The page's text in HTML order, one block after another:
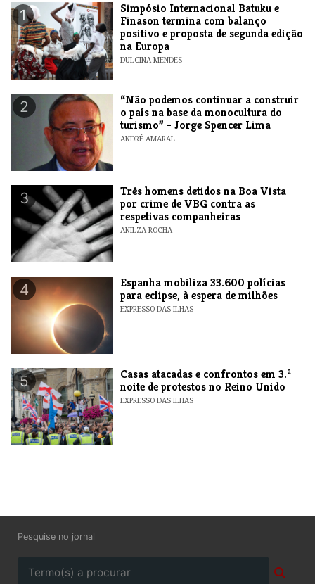
1
Simpósio Internacional Batuku e
Finason termina com balanço
positivo e proposta de segunda edição
na Europa
DULCINA MENDES
2
“Não podemos continuar a construir
o país na base da monocultura do
turismo” - Jorge Spencer Lima
ANDRÉ AMARAL
3
Três homens detidos na Boa Vista
por crime de VBG contra as
respetivas companheiras
ANILZA ROCHA
4
Espanha mobiliza 33.600 polícias
para eclipse, à espera de milhões
EXPRESSO DAS ILHAS
5
Casas atacadas e confrontos em 3.ª
noite de protestos no Reino Unido
EXPRESSO DAS ILHAS
Pesquise no jornal